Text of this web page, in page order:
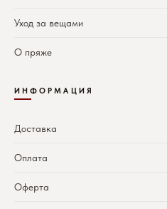
Уход за вещами
О пряже
ИНФОРМАЦИЯ
Доставка
Оплата
Оферта